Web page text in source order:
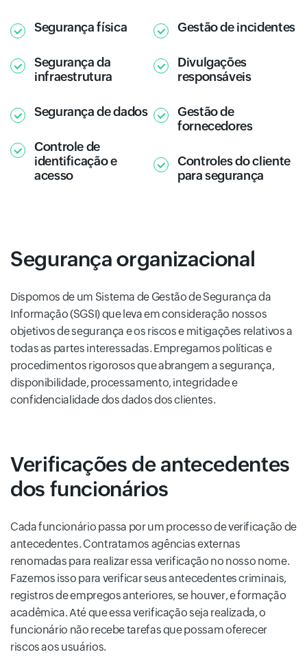
Segurança física
Segurança da
infraestrutura
Segurança de dados
Controle de
identificação e
acesso
Gestão de incidentes
Divulgações
responsáveis
Gestão de
fornecedores
Controles do cliente
para segurança
Segurança organizacional
Dispomos de um Sistema de Gestão de Segurança da
Informação (SGSI) que leva em consideração nossos
objetivos de segurança e os riscos e mitigações relativos a
todas as partes interessadas. Empregamos políticas e
procedimentos rigorosos que abrangem a segurança,
disponibilidade, processamento, integridade e
confidencialidade dos dados dos clientes.
Verificações de antecedentes
dos funcionários
Cada funcionário passa por um processo de verificação de
antecedentes. Contratamos agências externas
renomadas para realizar essa verificação no nosso nome.
Fazemos isso para verificar seus antecedentes criminais,
registros de empregos anteriores, se houver, e formação
acadêmica. Até que essa verificação seja realizada, o
funcionário não recebe tarefas que possam oferecer
riscos aos usuários.